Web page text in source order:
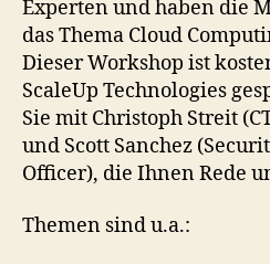
Experten und haben die
das Thema Cloud
Dieser Workshop ist
ScaleUp Technologies
Sie mit Christoph Streit
und Scott Sanchez
Officer), die Ihnen Rede
Themen sind u.a.: